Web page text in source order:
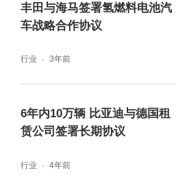
丰田与海马签署氢燃料电池汽
车战略合作协议
行业 3年前
6年内10万辆 比亚迪与德国租
赁公司签署长期协议
行业 4年前